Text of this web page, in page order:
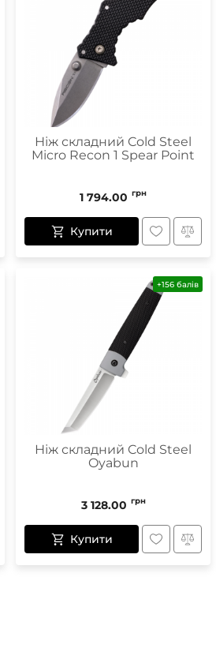
Ніж складний Cold Steel
Micro Recon 1 Spear Point
1 794.00 грн
Купити
+156 балів
Ніж складний Cold Steel
Oyabun
3 128.00 грн
Купити